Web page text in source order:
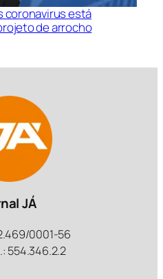
coronavirus está
de arrocho
JÁ
0001-56
554.346.2.2